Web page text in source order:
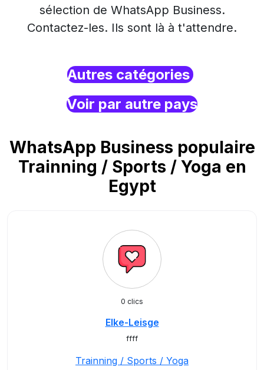
sélection de WhatsApp Business.
Contactez-les. Ils sont là à t'attendre.
Autres catégories
Voir par autre pays
WhatsApp Business populaire
Trainning / Sports / Yoga en
Egypt
0 clics
Elke-Leisge
ffff
Trainning / Sports / Yoga